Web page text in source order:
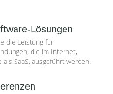
Lösungen
die Leistung für
die im Internet,
als SaaS, ausgeführt werden.